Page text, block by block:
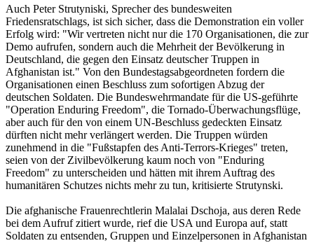
Auch Peter Strutyniski, Sprecher des bundesweiten
Friedensratschlags, ist sich sicher, dass die Demonstration ein voller
Erfolg wird: "Wir vertreten nicht nur die 170 Organisationen, die zur
Demo aufrufen, sondern auch die Mehrheit der Bevölkerung in
Deutschland, die gegen den Einsatz deutscher Truppen in
Afghanistan ist." Von den Bundestagsabgeordneten fordern die
Organisationen einen Beschluss zum sofortigen Abzug der
deutschen Soldaten. Die Bundeswehrmandate für die US-geführte
"Operation Enduring Freedom", die Tornado-Überwachungsflüge,
aber auch für den von einem UN-Beschluss gedeckten Einsatz
dürften nicht mehr verlängert werden. Die Truppen würden
zunehmend in die "Fußstapfen des Anti-Terrors-Krieges" treten,
seien von der Zivilbevölkerung kaum noch von "Enduring
Freedom" zu unterscheiden und hätten mit ihrem Auftrag des
humanitären Schutzes nichts mehr zu tun, kritisierte Strutynski.
Die afghanische Frauenrechtlerin Malalai Dschoja, aus deren Rede
bei dem Aufruf zitiert wurde, rief die USA und Europa auf, statt
Soldaten zu entsenden, Gruppen und Einzelpersonen in Afghanistan